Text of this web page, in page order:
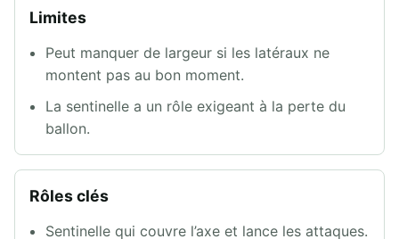
Limites
Peut manquer de largeur si les latéraux ne
montent pas au bon moment.
La sentinelle a un rôle exigeant à la perte du
ballon.
Rôles clés
Sentinelle qui couvre l’axe et lance les attaques.